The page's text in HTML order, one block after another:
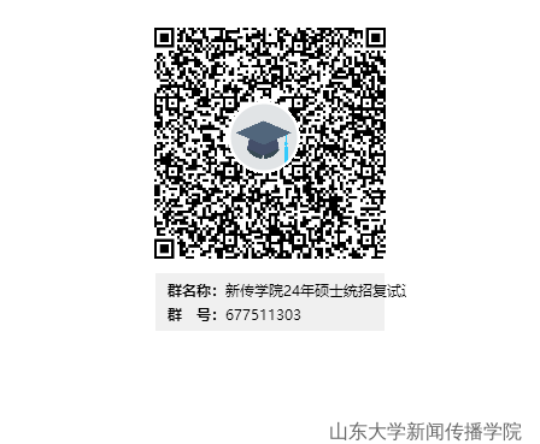
山东大学新闻传播学院